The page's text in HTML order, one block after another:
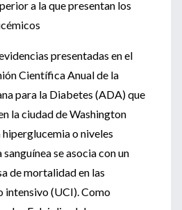
a la que presentan los
presentadas en el
Científica Anual de la
para la Diabetes (ADA) que
la ciudad de Washington
o niveles
se asocia con un
de mortalidad en las
intensivo (UCI). Como